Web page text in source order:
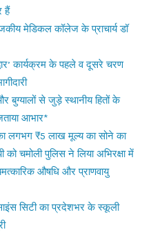
हैं
मेडिकल कॉलेज के प्राचार्य डॉ
कार्यक्रम के पहले व दूसरे चरण
बुग्यालों से जुड़े स्थानीय हितों के
आभार*
लगभग ₹5 लाख मूल्य का सोने का
चमोली पुलिस ने लिया अभिरक्षा में
औषधि और प्राणवायु
सिटी का प्रदेशभर के स्कूली